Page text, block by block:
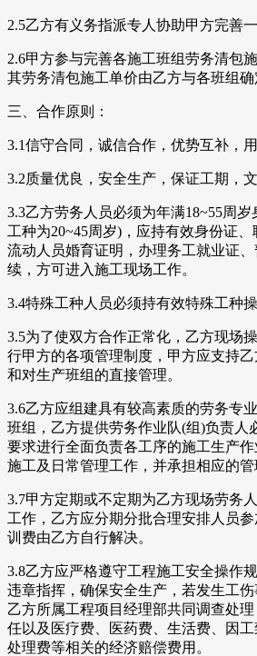
2.5乙方有义务指派专人协助甲方完善
2.6甲方参与完善各施工班组劳务清包
其劳务清包施工单价由乙方与各班组确
三、合作原则：
3.1信守合同，诚信合作，优势互补，用
3.2质量优良，安全生产，保证工期，文
3.3乙方劳务人员必须为年满18~55周
工种为20~45周岁)，应持有效身份证、
流动人员婚育证明，办理务工就业证
续，方可进入施工现场工作。
3.4特殊工种人员必须持有效特殊工种
3.5为了使双方合作正常化，乙方现场
行甲方的各项管理制度，甲方应支持
和对生产班组的直接管理。
3.6乙方应组建具有较高素质的劳务专
班组，乙方提供劳务作业队(组)负责人
要求进行全面负责各工序的施工生产
施工及日常管理工作，并承担相应的管
3.7甲方定期或不定期为乙方现场劳务
工作，乙方应分期分批合理安排人员
训费由乙方自行解决。
3.8乙方应严格遵守工程施工安全操作
违章指挥，确保安全生产，若发生工
乙方所属工程项目经理部共同调查处
任以及医疗费、医药费、生活费、因
处理费等相关的经济赔偿费用。